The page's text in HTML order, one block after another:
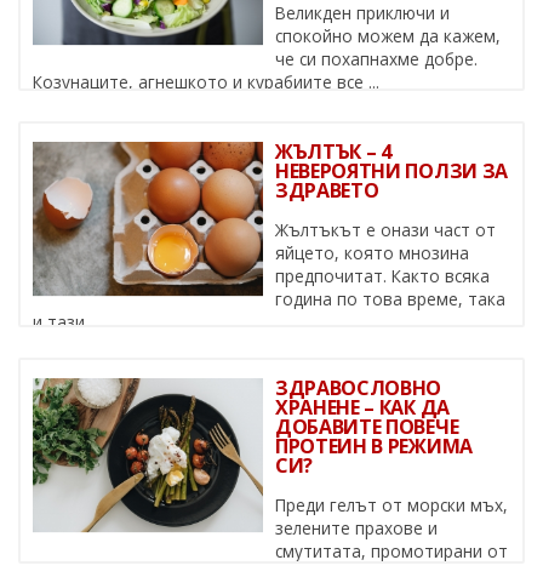
Великден приключи и
спокойно можем да кажем,
че си похапнахме добре.
Козунаците, агнешкото и курабиите все ...
ЖЪЛТЪК – 4
НЕВЕРОЯТНИ ПОЛЗИ ЗА
ЗДРАВЕТО
Жълтъкът е онази част от
яйцето, която мнозина
предпочитат. Както всяка
година по това време, така
и тази, ...
ЗДРАВОСЛОВНО
ХРАНЕНЕ – КАК ДА
ДОБАВИТЕ ПОВЕЧЕ
ПРОТЕИН В РЕЖИМА
СИ?
Преди гелът от морски мъх,
зелените прахове и
смутитата, промотирани от